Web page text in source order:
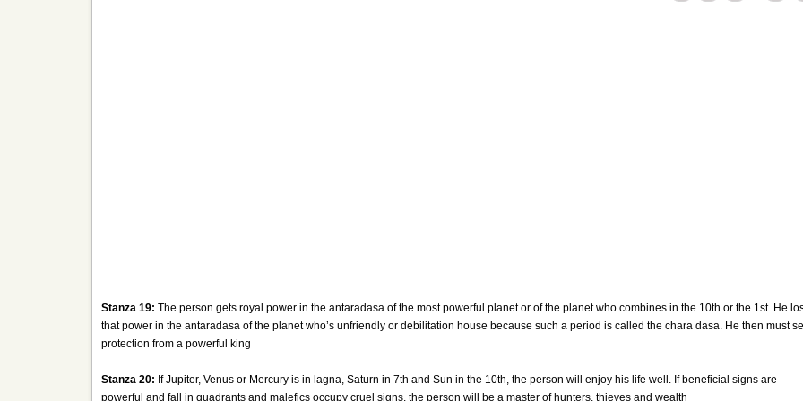
Stanza 19: The person gets royal power in the antaradasa of the most powerful planet or of the planet who combines in the 10th or the 1st. He
that power in the antaradasa of the planet who’s unfriendly or debilitation house because such a period is called the chara dasa. He then must
protection from a powerful king
Stanza 20: If Jupiter, Venus or Mercury is in lagna, Saturn in 7th and Sun in the 10th, the person will enjoy his life well. If beneficial signs are
powerful and fall in quadrants and malefics occupy cruel signs, the person will be a master of hunters, thieves and wealth